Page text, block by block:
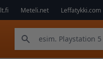
Meteli.net Leffatykki.com